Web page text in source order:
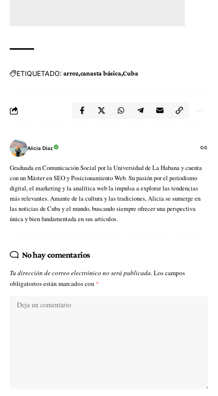
ETIQUETADO: arroz canasta básica Cuba
Alicia Díaz
Graduada en Comunicación Social por la Universidad de La Habana y cuenta
con un Máster en SEO y Posicionamiento Web. Su pasión por el periodismo
digital, el marketing y la analítica web la impulsa a explorar las tendencias
más relevantes. Amante de la cultura y las tradiciones, Alicia se sumerge en
las noticias de Cuba y el mundo, buscando siempre ofrecer una perspectiva
única y bien fundamentada en sus artículos.
No hay comentarios
Tu dirección de correo electrónico no será publicada. Los campos
obligatorios están marcados con *